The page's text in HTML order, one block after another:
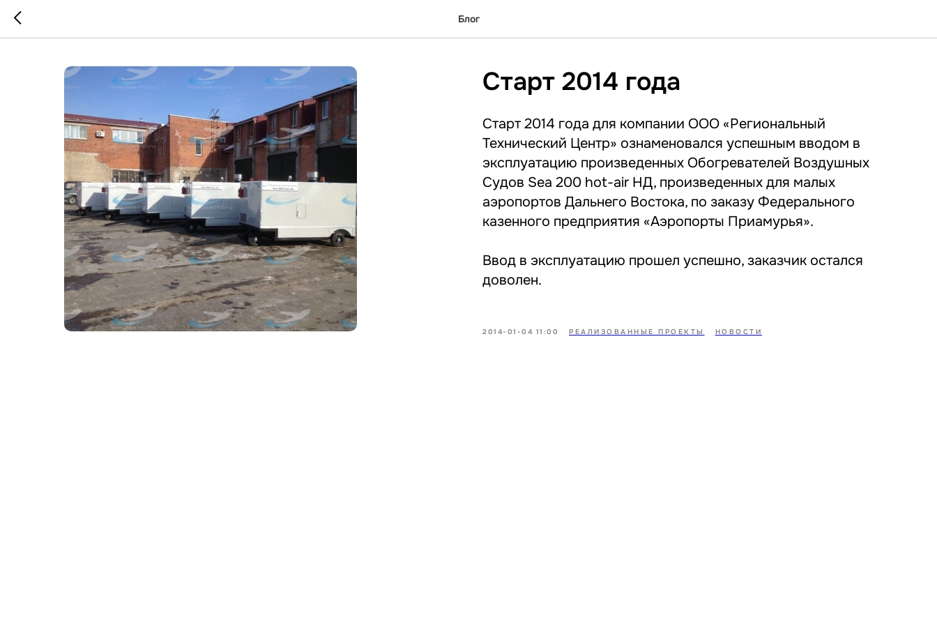
Блог
Старт 2014 года
Старт 2014 года для компании ООО «Региональный
Технический Центр» ознаменовался успешным вводом в
эксплуатацию произведенных Обогревателей Воздушных
Судов Sea 200 hot-air НД, произведенных для малых
аэропортов Дальнего Востока, по заказу Федерального
казенного предприятия «Аэропорты Приамурья».
Ввод в эксплуатацию прошел успешно, заказчик остался
доволен.
2014-01-04 11:00 РЕАЛИЗОВАННЫЕ ПРОЕКТЫ НОВОСТИ